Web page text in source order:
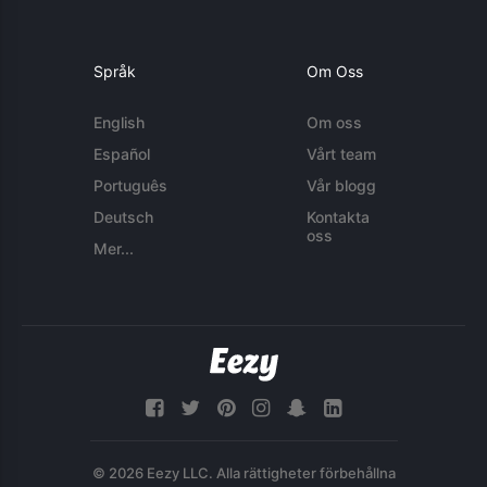
Språk
English
Español
Português
Deutsch
Mer...
Om Oss
Om oss
Vårt team
Vår blogg
Kontakta
oss
© 2026 Eezy LLC. Alla rättigheter förbehållna